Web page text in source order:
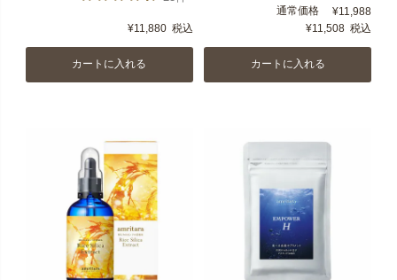
¥11,880 税込
カートに入れる
通常価格 ¥11,988
¥11,508 税込
カートに入れる